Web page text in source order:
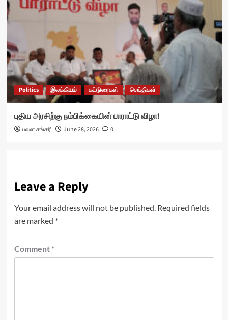
Politics இலக்கியம் கட்டுரைகள் செய்திகள்
புதிய அரசிற்கு நம்பிக்கையின் பாராட்டு விழா!
பவள சங்கரி June 28, 2026 0
Leave a Reply
Your email address will not be published. Required fields
are marked *
Comment *